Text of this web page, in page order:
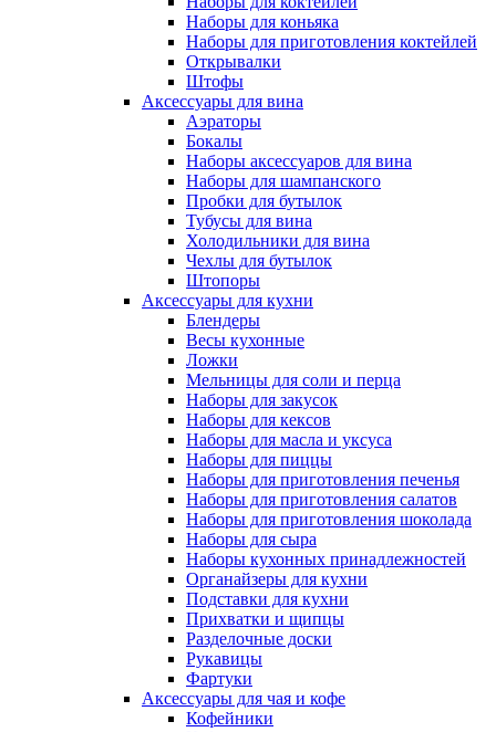
Наборы для коньяка
Наборы для приготовления коктейлей
Открывалки
Штофы
Аксессуары для вина
Аэраторы
Бокалы
Наборы аксессуаров для вина
Наборы для шампанского
Пробки для бутылок
Тубусы для вина
Холодильники для вина
Чехлы для бутылок
Штопоры
Аксессуары для кухни
Блендеры
Весы кухонные
Ложки
Мельницы для соли и перца
Наборы для закусок
Наборы для кексов
Наборы для масла и уксуса
Наборы для пиццы
Наборы для приготовления печенья
Наборы для приготовления салатов
Наборы для приготовления шоколада
Наборы для сыра
Наборы кухонных принадлежностей
Органайзеры для кухни
Подставки для кухни
Прихватки и щипцы
Разделочные доски
Рукавицы
Фартуки
Аксессуары для чая и кофе
Кофейники